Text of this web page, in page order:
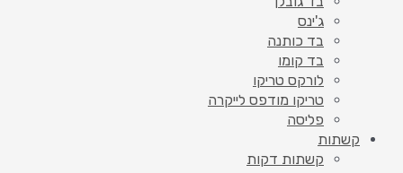
ג'ינס
בד כותנה
בד קומו
לורקס טריקו
טריקו מודפס לייקרה
פליסה
קשתות
קשתות דקות